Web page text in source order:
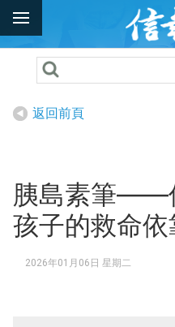
返回前頁
胰島素筆——
孩子的救命依
2026年01月06日 星期二